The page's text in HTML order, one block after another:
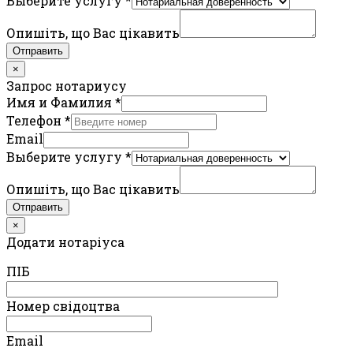
Опишіть, що Вас цікавить
Отправить
×
Запрос нотариусу
Имя и Фамилия *
Телефон *
Email
Выберите услугу *
Опишіть, що Вас цікавить
Отправить
×
Додати нотаріуса
ПIБ
Номер свідоцтва
Email